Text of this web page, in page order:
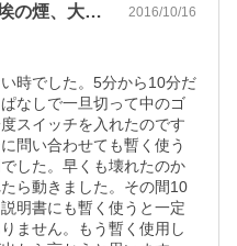
突然の不動動に排気口から埃の煙、大丈夫？ 2016/10/16
時でした。5分から10分だ
なしで一旦切って中のゴ
スイッチを入れたのです
問い合わせても暫く使う
した。早くも壊れたのか
ら動きました。その間10
明書にも暫く使うと一定
ません。もう暫く使用し